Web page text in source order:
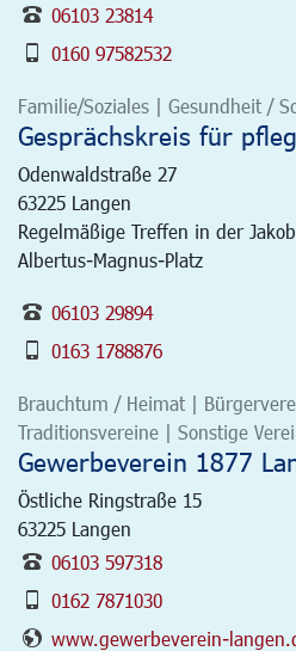
06103 23814
0160 97582532
Familie/Soziales | Gesundheit /
Gesprächskreis für
Odenwaldstraße 27
63225 Langen
Regelmäßige Treffen in der
Albertus-Magnus-Platz
06103 29894
0163 1788876
Brauchtum / Heimat |
Traditionsvereine | Sonstige
Gewerbeverein 1877
Östliche Ringstraße 15
63225 Langen
06103 597318
0162 7871030
www.gewerbeverein-